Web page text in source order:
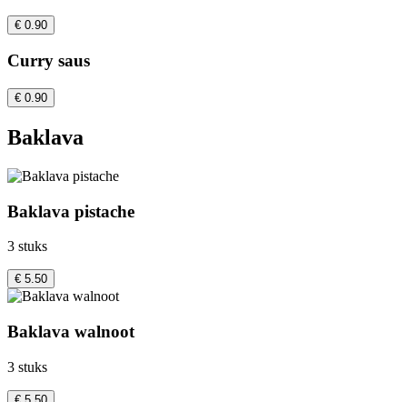
€ 0.90
Curry saus
€ 0.90
Baklava
Baklava pistache
3 stuks
€ 5.50
Baklava walnoot
3 stuks